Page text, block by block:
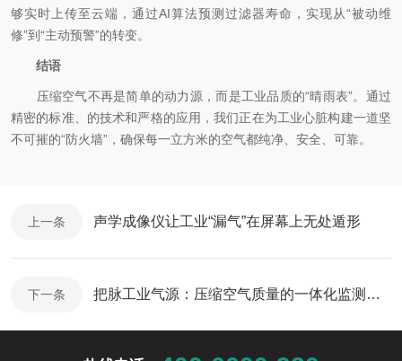
够实时上传至云端，通过AI算法预测过滤器寿命，实现从“被动维
修”到“主动预警”的转变。
结语
压缩空气不再是简单的动力源，而是工业品质的“晴雨表”。通过
精密的标准、的技术和严格的应用，我们正在为工业心脏构建一道坚
不可摧的“防火墙”，确保每一立方米的空气都纯净、安全、可靠。
上一条 声学成像仪让工业“漏气”在屏幕上无处遁形
下一条 把脉工业气源：压缩空气质量的一体化监测新时代